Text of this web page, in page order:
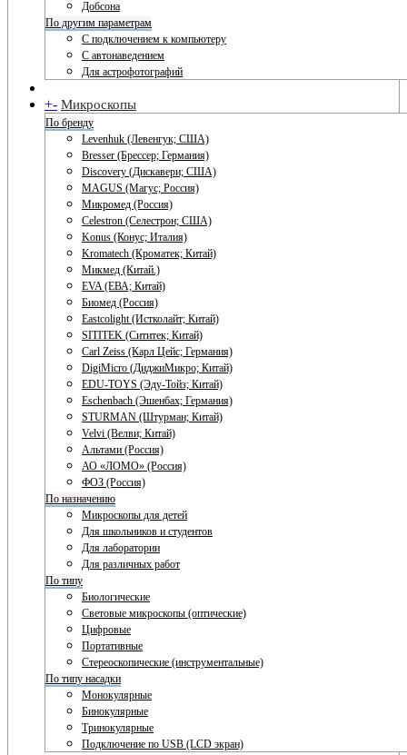
Добсона
По другим параметрам
С подключением к компьютеру
С автонаведением
Для астрофотографий
+- Микроскопы
По бренду
Levenhuk (Левенгук; США)
Bresser (Брессер; Германия)
Discovery (Дискавери; США)
MAGUS (Магус; Россия)
Микромед (Россия)
Celestron (Селестрон; США)
Konus (Конус; Италия)
Kromatech (Кроматек; Китай)
Микмед (Китай.)
EVA (ЕВА; Китай)
Биомед (Россия)
Eastcolight (Истколайт; Китай)
SITITEK (Сититек; Китай)
Carl Zeiss (Карл Цейс; Германия)
DigiMicro (ДиджиМикро; Китай)
EDU-TOYS (Эду-Тойз; Китай)
Eschenbach (Эшенбах; Германия)
STURMAN (Штурман; Китай)
Velvi (Велви; Китай)
Альтами (Россия)
АО «ЛОМО» (Россия)
ФОЗ (Россия)
По назначению
Микроскопы для детей
Для школьников и студентов
Для лаборатории
Для различных работ
По типу
Биологические
Световые микроскопы (оптические)
Цифровые
Портативные
Стереоскопические (инструментальные)
По типу насадки
Монокулярные
Бинокулярные
Тринокулярные
Подключение по USB (LCD экран)